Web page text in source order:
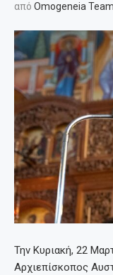
από Omogeneia Team
Την Κυριακή, 22
Αρχιεπίσκοπος